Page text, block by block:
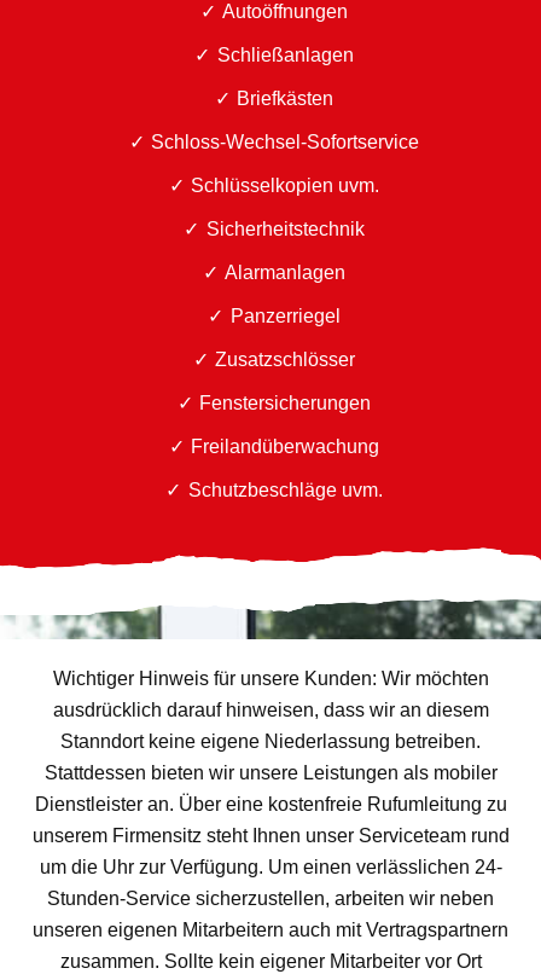
Autoöffnungen
Schließanlagen
Briefkästen
Schloss-Wechsel-Sofortservice
Schlüsselkopien uvm.
Sicherheitstechnik
Alarmanlagen
Panzerriegel
Zusatzschlösser
Fenstersicherungen
Freilandüberwachung
Schutzbeschläge uvm.
Wichtiger Hinweis für unsere Kunden: Wir möchten
ausdrücklich darauf hinweisen, dass wir an diesem
Stanndort keine eigene Niederlassung betreiben.
Stattdessen bieten wir unsere Leistungen als mobiler
Dienstleister an. Über eine kostenfreie Rufumleitung zu
unserem Firmensitz steht Ihnen unser Serviceteam rund
um die Uhr zur Verfügung. Um einen verlässlichen 24-
Stunden-Service sicherzustellen, arbeiten wir neben
unseren eigenen Mitarbeitern auch mit Vertragspartnern
zusammen. Sollte kein eigener Mitarbeiter vor Ort